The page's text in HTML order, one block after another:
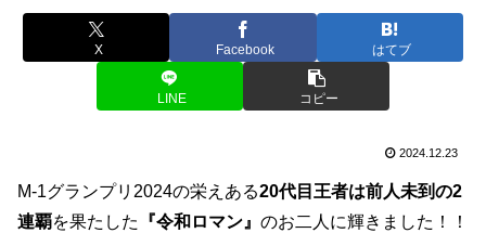
X Facebook はてブ
LINE コピー
2024.12.23
M-1グランプリ2024の栄えある20代目王者は前人未到の2
連覇を果たした 『令和ロマン』 のお二人に輝きました！！